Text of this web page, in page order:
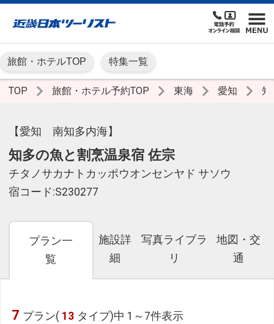
旅館・ホテルTOP 特集一覧
TOP 旅館・ホテル予約TOP 東海 愛知
【愛知 南知多内海】
知多の魚と割烹温泉宿 佐宗
チタノサカナトカッポウオンセンヤド サソウ
宿コード:S230277
プラン一
覧
施設詳
細
写真ライブラ
リ
地図・交
通
7 プラン( 13 タイプ)中 1～7件表示